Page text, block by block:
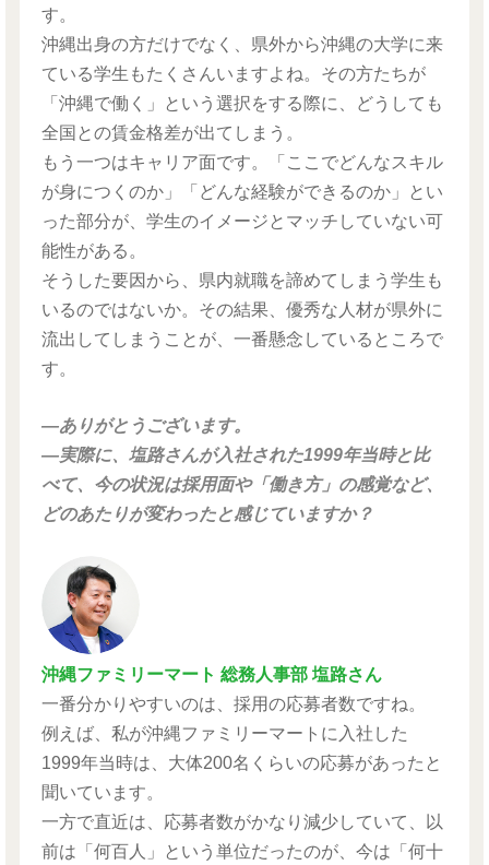
す。
沖縄出身の方だけでなく、県外から沖縄の大学に来
ている学生もたくさんいますよね。その方たちが
「沖縄で働く」という選択をする際に、どうしても
全国との賃金格差が出てしまう。
もう一つはキャリア面です。「ここでどんなスキル
が身につくのか」「どんな経験ができるのか」とい
った部分が、学生のイメージとマッチしていない可
能性がある。
そうした要因から、県内就職を諦めてしまう学生も
いるのではないか。その結果、優秀な人材が県外に
流出してしまうことが、一番懸念しているところで
す。
―ありがとうございます。
―実際に、塩路さんが入社された1999年当時と比
べて、今の状況は採用面や「働き方」の感覚など、
どのあたりが変わったと感じていますか？
沖縄ファミリーマート 総務人事部 塩路さん
一番分かりやすいのは、採用の応募者数ですね。
例えば、私が沖縄ファミリーマートに入社した
1999年当時は、大体200名くらいの応募があったと
聞いています。
一方で直近は、応募者数がかなり減少していて、以
前は「何百人」という単位だったのが、今は「何十